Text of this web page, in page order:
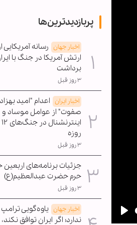
پربازدیدترین‌ها
اخبار جهان رسانه آمریکایی
ارتش آمریکا در جنگ با
برداشت
۳ روز قبل
اخبار ایران اعدام "امید
صفوت" از عوامل موساد و
روزه
۳ روز قبل
جزئیات برنامه‌های
حرم حضرت عبدالعظیم(ع)
۳ روز قبل
اخبار جهان یاوه‌گویی
ندارد؛ اگر ایران توافق